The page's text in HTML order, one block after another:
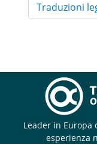
Traduzioni
Leader in
esperienza